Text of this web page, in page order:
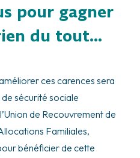
pour gagner
du tout…
ces carences sera
sécurité sociale
de Recouvrement de
Familiales,
bénéficier de cette